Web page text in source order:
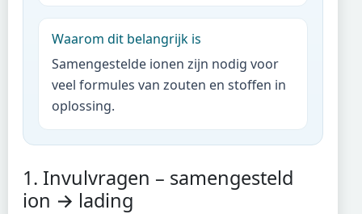
Waarom dit belangrijk is
Samengestelde ionen zijn nodig voor
veel formules van zouten en stoffen in
oplossing.
1. Invulvragen – samengesteld
ion → lading